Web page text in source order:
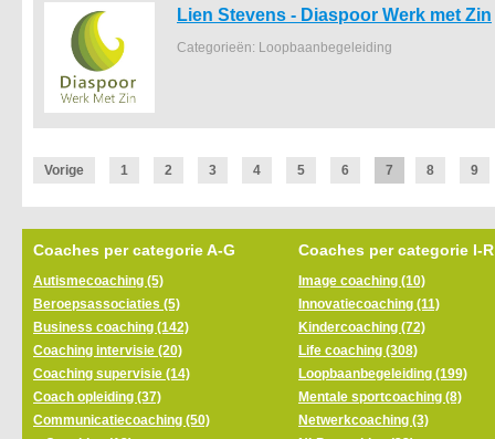
Lien Stevens - Diaspoor Werk met Zin
Categorieën: Loopbaanbegeleiding
Vorige 1 2 3 4 5 6 7 8 9
Coaches per categorie A-G
Autismecoaching (5)
Beroepsassociaties (5)
Business coaching (142)
Coaching intervisie (20)
Coaching supervisie (14)
Coach opleiding (37)
Communicatiecoaching (50)
Coaches per categorie I-R
Image coaching (10)
Innovatiecoaching (11)
Kindercoaching (72)
Life coaching (308)
Loopbaanbegeleiding (199)
Mentale sportcoaching (8)
Netwerkcoaching (3)